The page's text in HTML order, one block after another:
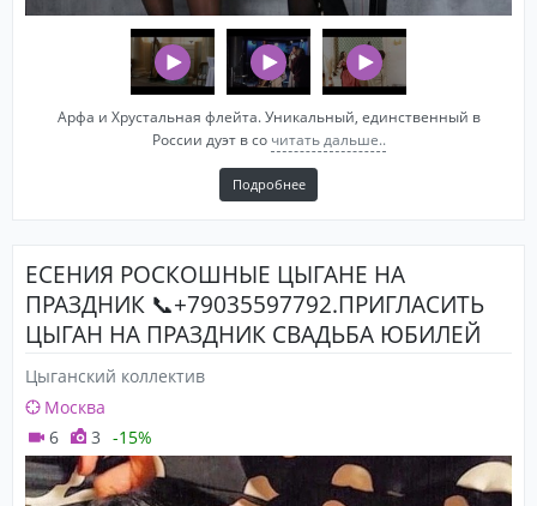
Арфа и Хрустальная флейта. Уникальный, единственный в
России дуэт в со читать дальше..
Подробнее
ЕСЕНИЯ РОСКОШНЫЕ ЦЫГАНЕ НА
ПРАЗДНИК 📞+79035597792.ПРИГЛАСИТЬ
ЦЫГАН НА ПРАЗДНИК СВАДЬБА ЮБИЛЕЙ
ДЕНЬ РОЖДЕНИЯ📞+79035597792 ЕСЕНИЯ
Цыганский коллектив
Москва
6
3 -15%